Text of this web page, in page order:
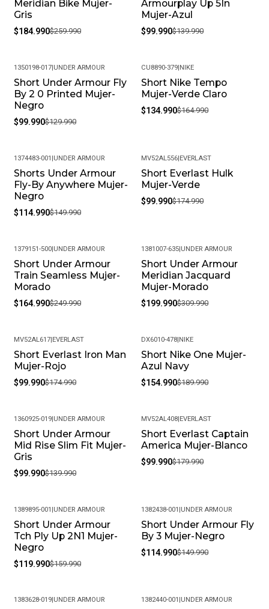
Meridian Bike Mujer-
Gris
$184.990$259.990
Armourplay Up 5In
Mujer-Azul
$99.990$139.990
-23%
1350198-017|UNDER ARMOUR
Short Under Armour Fly
By 2 0 Printed Mujer-
Negro
$99.990$129.990
-18%
CU8890-379|NIKE
Short Nike Tempo
Mujer-Verde Claro
$134.990$164.990
-23%
1374483-001 |UNDER ARMOUR
Shorts Under Armour
Fly-By Anywhere Mujer-
Negro
$114.990$149.990
-43%
MV52AL556|EVERLAST
Short Everlast Hulk
Mujer-Verde
$99.990$174.990
-34%
1379151-500|UNDER ARMOUR
Short Under Armour
Train Seamless Mujer-
Morado
$164.990$249.990
-35%
1381007-635|UNDER ARMOUR
Short Under Armour
Meridian Jacquard
Mujer-Morado
$199.990$309.990
-43%
MV52AL617|EVERLAST
Short Everlast Iron Man
Mujer-Rojo
$99.990$174.990
-18%
DX6010-478|NIKE
Short Nike One Mujer-
Azul Navy
$154.990$189.990
-29%
1360925-019|UNDER ARMOUR
Short Under Armour
Mid Rise Slim Fit Mujer-
Gris
$99.990$139.990
-44%
MV52AL408|EVERLAST
Short Everlast Captain
America Mujer-Blanco
$99.990$179.990
-25%
1389895-001 |UNDER ARMOUR
Short Under Armour
Tch Ply Up 2N1 Mujer-
Negro
$119.990$159.990
-23%
1382438-001 |UNDER ARMOUR
Short Under Armour Fly
By 3 Mujer-Negro
$114.990$149.990
1383628-019| UNDER ARMOUR 1382440-001 UNDER ARMOUR